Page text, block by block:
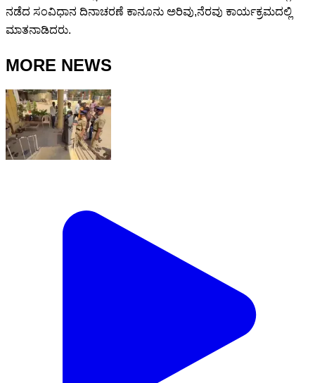
ನಡೆದ ಸಂವಿಧಾನ ದಿನಾಚರಣೆ ಕಾನೂನು ಅರಿವು,ನೆರವು ಕಾರ್ಯಕ್ರಮದಲ್ಲಿ
ಮಾತನಾಡಿದರು.
MORE NEWS